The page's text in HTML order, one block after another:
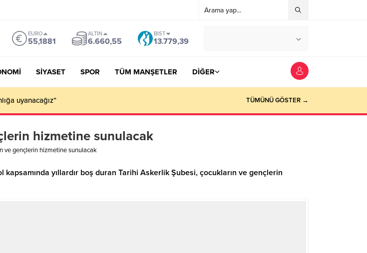
EURO
55,1881
ALTIN
6.660,55
BIST
13.779,39
SİYASET SPOR TÜM MANŞETLER DİĞER
uyanacağız” TÜMÜNÜ GÖSTER →
hizmetine sunulacak
ve gençlerin hizmetine sunulacak
yıllardır boş duran Tarihi Askerlik Şubesi, çocukların ve gençlerin